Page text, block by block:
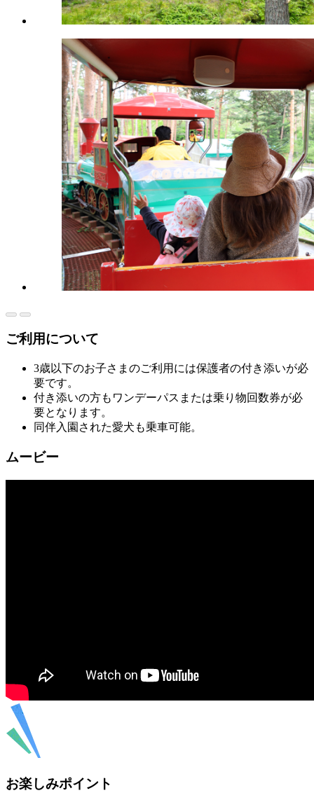
ご利用について
3歳以下のお子さまのご利用には保護者の付き添いが必
要です。
付き添いの方もワンデーパスまたは乗り物回数券が必
要となります。
同伴入園された愛犬も乗車可能。
ムービー
お楽しみポイント